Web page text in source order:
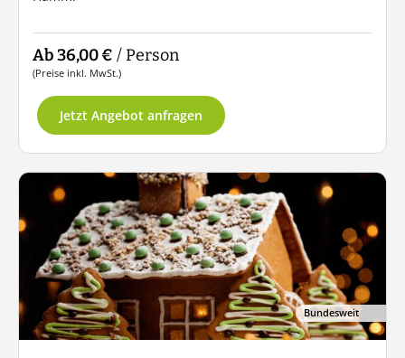
Ab 36,00 € / Person
(Preise inkl. MwSt.)
Jetzt Angebot anfragen
Bundesweit